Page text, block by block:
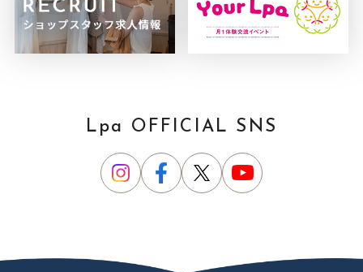
Lpa OFFICIAL SNS